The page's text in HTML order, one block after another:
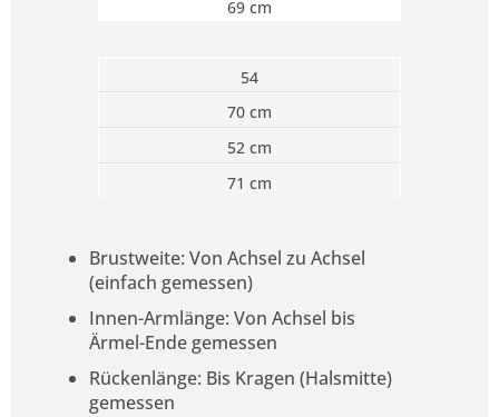
69 cm
54
70 cm
52 cm
71 cm
Brustweite: Von Achsel zu Achsel
(einfach gemessen)
Innen-Armlänge: Von Achsel bis
Ärmel-Ende gemessen
Rückenlänge: Bis Kragen (Halsmitte)
gemessen